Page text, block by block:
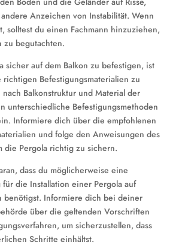
Anzeichen von Instabilität. Wenn
solltest du einen Fachmann hinzuziehen,
zu begutachten.
sicher auf dem Balkon zu befestigen, ist
Befestigungsmaterialien zu
nach Balkonstruktur und Material der
unterschiedliche Befestigungsmethoden
Informiere dich über die empfohlenen
und folge den Anweisungen des
die Pergola richtig zu sichern.
dass du möglicherweise eine
die Installation einer Pergola auf
benötigst. Informiere dich bei deiner
über die geltenden Vorschriften
um sicherzustellen, dass
Schritte einhältst.